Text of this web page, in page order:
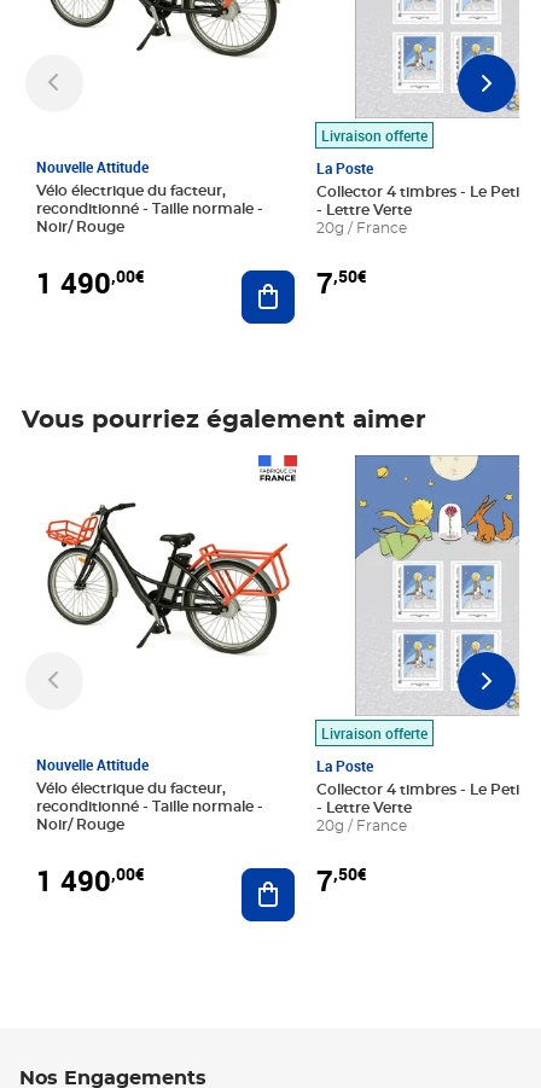
Nouvelle Attitude
Vélo électrique du facteur,
reconditionné - Taille normale -
Noir/ Rouge
1 490,00€ Ajouter au panier
Livraison offerte
La Poste
Collector 4 timbres - Le Petit
- Lettre Verte
20g / France
7,50€
Vous pourriez également aimer
Nouvelle Attitude
Vélo électrique du facteur,
reconditionné - Taille normale -
Noir/ Rouge
1 490,00€ Ajouter au panier
Livraison offerte
La Poste
Collector 4 timbres - Le Petit
- Lettre Verte
20g / France
7,50€
Prix 7,50€
Nos Engagements